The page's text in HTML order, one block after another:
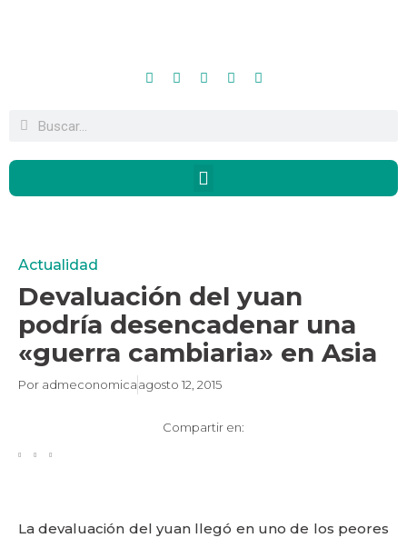
Actualidad
Devaluación del yuan
podría desencadenar una
«guerra cambiaria» en Asia
Por admeconomicaagosto 12, 2015
Compartir en:
La devaluación del yuan llegó en uno de los peores